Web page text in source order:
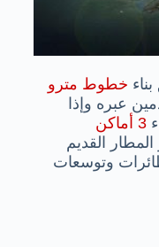
خطوط مترو
عبره وإذا
3 أماكن
القديم
مدرجات طائرات وتوسعات